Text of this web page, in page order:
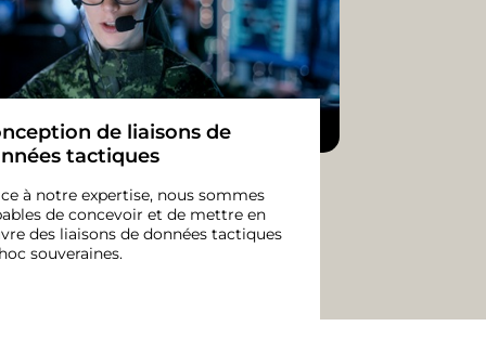
de liaisons de
tactiques
à notre expertise, nous sommes
de concevoir et de mettre en
des liaisons de données tactiques
souveraines.